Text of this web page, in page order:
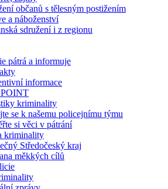
občanů s tělesným postižením
a náboženství
sdružení i z regionu
pátrá a informuje
informace
kriminality
se k našemu policejnímu týmu
si věci v pátrání
kriminality
Středočeský kraj
měkkých cílů